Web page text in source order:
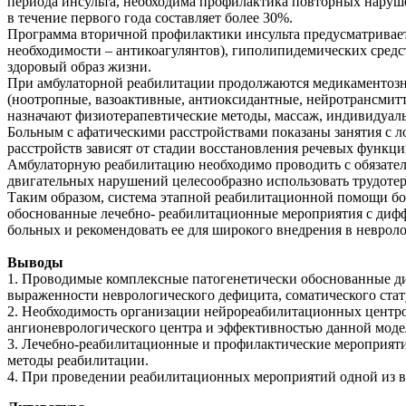
в течение первого года составляет более 30%.
Программа вторичной профилактики инсульта
необходимости – антикоагулянтов), гиполипидемических
здоровый образ жизни.
При амбулаторной реабилитации продолжаются
(ноотропные, вазоактивные, антиоксидантные,
назначают физиотерапевтические методы, массаж,
Больным с афатическими расстройствами показаны занятия
расстройств зависят от стадии восстановления речевых
Амбулаторную реабилитацию необходимо проводить с
двигательных нарушений целесообразно использовать
Таким образом, система этапной реабилитационной помощи
обоснованные лечебно- реабилитационные мероприятия с
больных и рекомендовать ее для широкого внедрения в
Выводы
1. Проводимые комплексные патогенетически обоснованные
выраженности неврологического дефицита, соматического
2. Необходимость организации нейрореабилитационных
ангионеврологического центра и эффективностью данной
3. Лечебно-реабилитационные и профилактические
методы реабилитации.
4. При проведении реабилитационных мероприятий одной